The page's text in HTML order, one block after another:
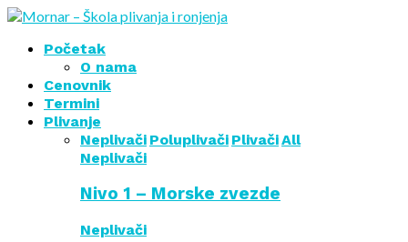
Početak
O nama
Cenovnik
Termini
Plivanje
Neplivači Poluplivači PlivačiAll
Neplivači
Nivo 1 – Morske zvezde
Neplivači